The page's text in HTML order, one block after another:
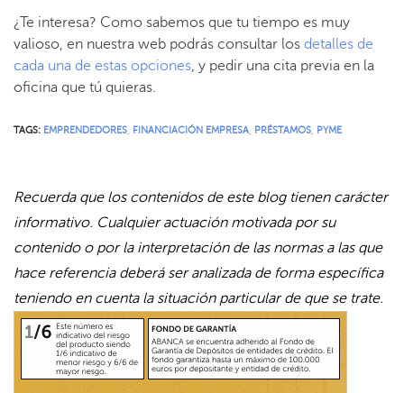
¿Te interesa? Como sabemos que tu tiempo es muy
valioso, en nuestra web podrás consultar los detalles de
cada una de estas opciones, y pedir una cita previa en la
oficina que tú quieras.
TAGS: EMPRENDEDORES FINANCIACIÓN EMPRESA PRÉSTAMOS PYME
Recuerda que los contenidos de este blog tienen carácter
informativo. Cualquier actuación motivada por su
contenido o por la interpretación de las normas a las que
hace referencia deberá ser analizada de forma específica
teniendo en cuenta la situación particular de que se trate.